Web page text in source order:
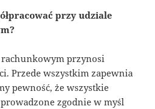
przy udziale
rachunkowym przynosi
Przede wszystkim zapewnia
pewność, że wszystkie
zgodnie w myśl